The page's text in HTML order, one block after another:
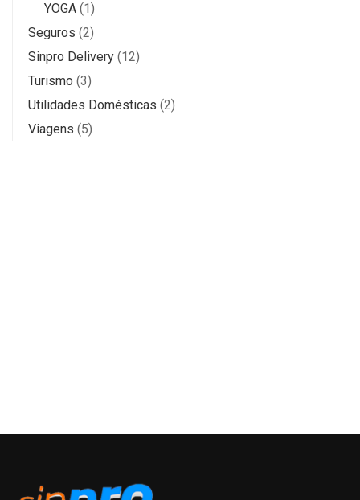
YOGA (1)
Seguros (2)
Sinpro Delivery (12)
Turismo (3)
Utilidades Domésticas (2)
Viagens (5)